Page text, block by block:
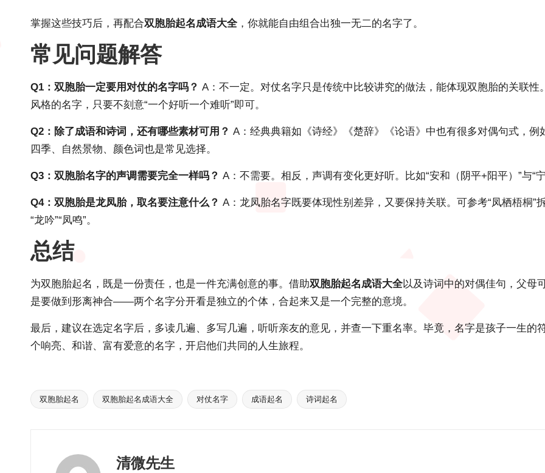
掌握这些技巧后，再配合双胞胎起名成语大全，你就能自由组合出独一无二的名字了。
常见问题解答
Q1：双胞胎一定要用对仗的名字吗？ A：不一定。对仗名字只是传统中比较讲究的做法，能体现双胞胎的关联
风格的名字，只要不刻意“一个好听一个难听”即可。
Q2：除了成语和诗词，还有哪些素材可用？ A：经典典籍如《诗经》《楚辞》《论语》中也有很多对偶句式，例
四季、自然景物、颜色词也是常见选择。
Q3：双胞胎名字的声调需要完全一样吗？ A：不需要。相反，声调有变化更好听。比如“安和（阴平+阳平）”与“
Q4：双胞胎是龙凤胎，取名要注意什么？ A：龙凤胎名字既要体现性别差异，又要保持关联。可参考“凤栖梧桐”
“龙吟”“凤鸣”。
总结
为双胞胎起名，既是一份责任，也是一件充满创意的事。借助双胞胎起名成语大全以及诗词中的对偶佳句，父母
是要做到形离神合——两个名字分开看是独立的个体，合起来又是一个完整的意境。
最后，建议在选定名字后，多读几遍、多写几遍，听听亲友的意见，并查一下重名率。毕竟，名字是孩子一生的
个响亮、和谐、富有爱意的名字，开启他们共同的人生旅程。
Tags:
双胞胎起名 双胞胎起名成语大全 对仗名字 成语起名 诗词起名
清微先生